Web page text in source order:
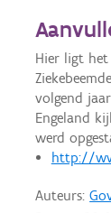
Hier ligt het
volgend
Engeland
werd
http://
Auteurs: